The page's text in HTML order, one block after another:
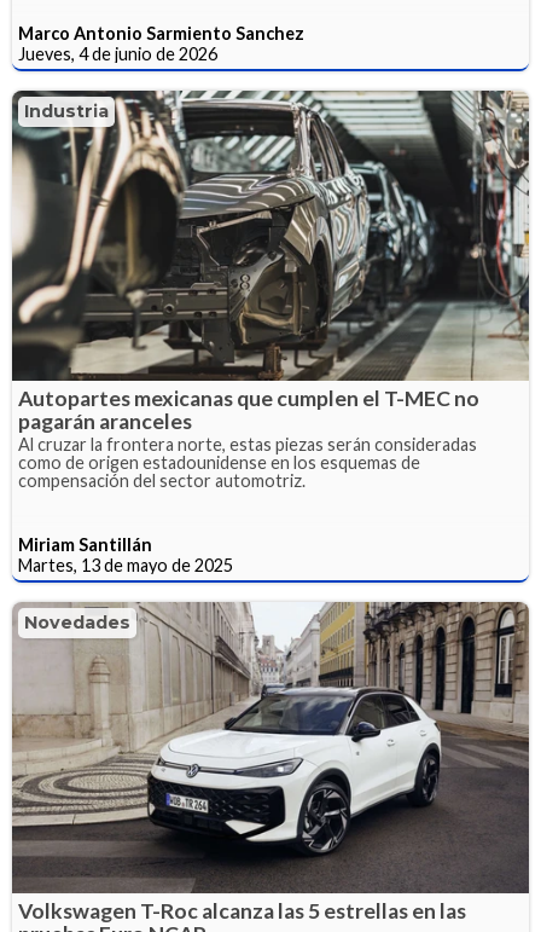
Marco Antonio Sarmiento Sanchez
Jueves, 4 de junio de 2026
Industria
Autopartes mexicanas que cumplen el T-MEC no
pagarán aranceles
Al cruzar la frontera norte, estas piezas serán consideradas
como de origen estadounidense en los esquemas de
compensación del sector automotriz.
Miriam Santillán
Martes, 13 de mayo de 2025
Novedades
Volkswagen T-Roc alcanza las 5 estrellas en las